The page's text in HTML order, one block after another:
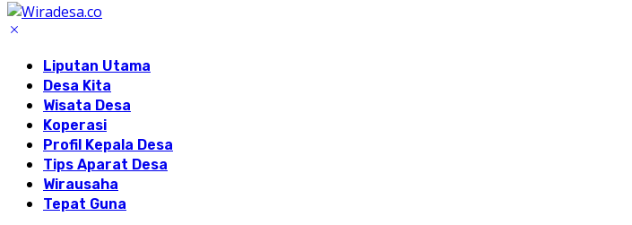
Liputan Utama
Desa Kita
Wisata Desa
Koperasi
Profil Kepala Desa
Tips Aparat Desa
Wirausaha
Tepat Guna